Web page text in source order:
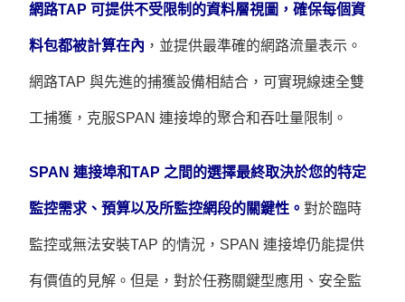
網路TAP 可提供不受限制的資料層視圖，確保每個資
料包都被計算在內 ，並提供最準確的網路流量表示。
網路TAP 與先進的捕獲設備相結合，可實現線速全雙
工捕獲，克服SPAN 連接埠的聚合和吞吐量限制。
SPAN 連接埠和TAP 之間的選擇最終取決於您的特定
監控需求、預算以及所監控網段的關鍵性。對於臨時
監控或無法安裝TAP 的情況，SPAN 連接埠仍能提供
有價值的見解。但是，對於任務關鍵型應用、安全監